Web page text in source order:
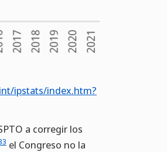
ipstats/index.htm?
a corregir los
el Congreso no la